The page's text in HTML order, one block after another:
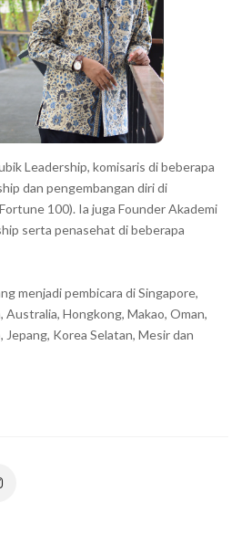
Leadership, komisaris di beberapa
dan pengembangan diri di
100). Ia juga Founder Akademi
serta penasehat di beberapa
menjadi pembicara di Singapore,
Australia, Hongkong, Makao, Oman,
Korea Selatan, Mesir dan